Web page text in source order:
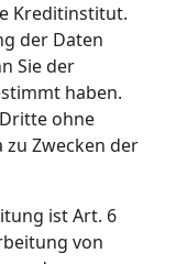
Kreditinstitut.
der Daten
Sie der
haben.
ohne
Zwecken der
ist Art. 6
von